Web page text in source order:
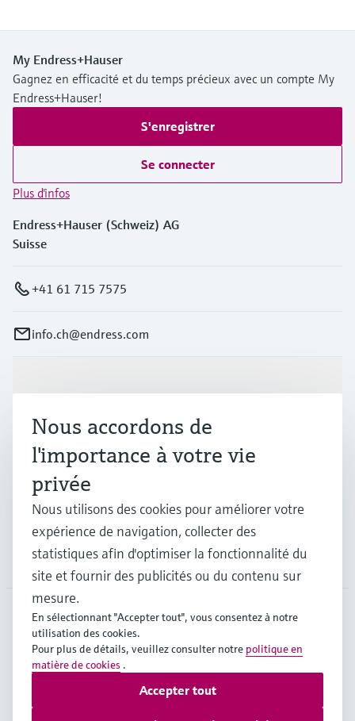
My Endress+Hauser
Gagnez en efficacité et du temps précieux avec un compte My
Endress+Hauser!
S'enregistrer
Se connecter
Plus d'infos
Endress+Hauser (Schweiz) AG
Suisse
+41 61 715 7575
info.ch@endress.com
Industries
Support
Société
CHE•Français
Copyright © Endress+Hauser Group Services AG
Mentions légales
Nous accordons de
l'importance à votre vie
privée
Nous utilisons des cookies pour améliorer votre
expérience de navigation, collecter des
statistiques afin d'optimiser la fonctionnalité du
site et fournir des publicités ou du contenu sur
mesure.
En sélectionnant "Accepter tout", vous consentez à notre
utilisation des cookies.
Pour plus de détails, veuillez consulter notre politique en
matière de cookies .
Accepter tout